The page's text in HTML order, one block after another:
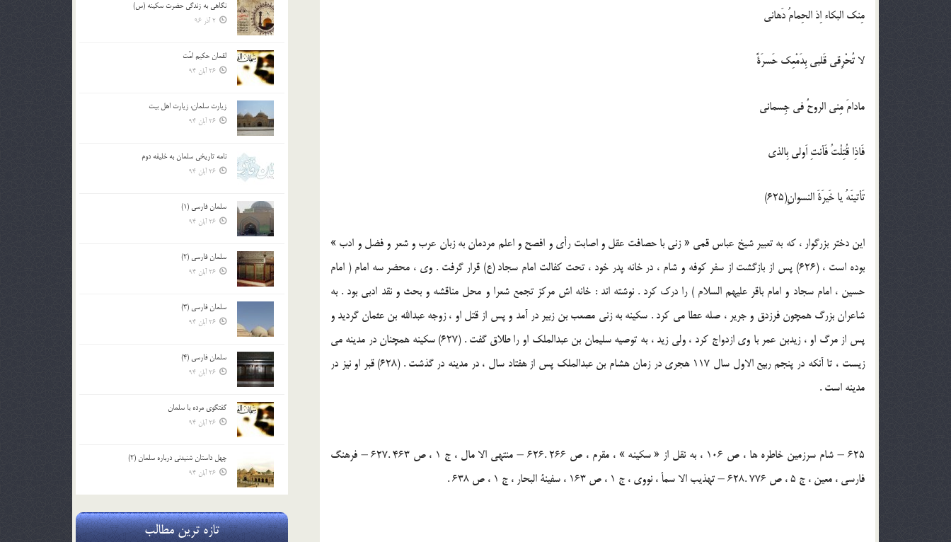
مِنک البکاء اِذ الحِمامُ دَهانی
لا تُحْرِقی قَلبی بِدَمْعِک حَسرَةً
مادامَ مِنی الروحُ فی جِسمانی
فَاذِا قُتِلْتُ فَأنتِ اَولی بِالذی
تَأتینَهُ یا خَیرَةَ النسوانِ(625)
این دختر بزرگوار ، که به تعبیر شیخ عباس قمی « زنی با حصافت عقل و اصابت رأی و افصح و اعلم مردمان به زبان عرب و شعر و فضل و ادب »
بوده است ، (626) پس از بازگشت از سفر کوفه و شام ، در خانه پدر خود ، تحت کفالت امام سجاد (ع) قرار گرفت . وی ، محضر سه امام ( امام
حسین ، امام سجاد و امام باقر علیهم السلام ) را درک کرد . نوشته اند : خانه اش مرکز تجمع شعرا و محل مناقشه و بحث و نقد ادبی بود . به
شاعران بزرگ همچون فرزدق و جریر ، صله عطا می کرد . سکینه به زنی مصعب بن زبیر در آمد و پس از قتل او ، زوجه عبدالله بن عثمان گردید و
پس از مرگ او ، زیدبن عمر با وی ازدواج کرد ، ولی زید ، به توصیه سلیمان بن عبدالملک او را طلاق گفت . (627) سکینه همچنان در مدینه می
زیست ، تا آنکه در پنجم ربیع الاول سال 117 هجری در زمان هشام بن عبدالملک پس از هفتاد سال ، در مدینه در گذشت . (628) قبر او نیز در
مدینه است .
625 – شام سرزمین خاطره ها ، ص 106 ، به نقل از « سکینه » ، مقرم ، ص 266 .626 – منتهی الا مال ، ج 1 ، ص 463 .627 – فرهنگ
فارسی ، معین ، ج 5 ، ص 776 .628 – تهذیب الا سمأ ، نووی ، ج 1 ، ص 163 ، سفینة البحار ، ج 1 ، ص 638 .
نگاهي به زندگي حضرت سكينه (س)
2 آذر 96
لقمان حکیم امّت
26 آبان 94
زیارت سلمان، زیارت اهل بیت
26 آبان 94
نامه تاریخی سلمان به خلیفه دوم
26 آبان 94
سلمان فارسی (1)
26 آبان 94
سلمان فارسی (2)
26 آبان 94
سلمان فارسی (3)
26 آبان 94
سلمان فارسی (4)
26 آبان 94
گفتگوی مرده با سلمان
26 آبان 94
چهل داستان شنيدني درباره سلمان (2)
26 آبان 94
تازه ترین مطالب